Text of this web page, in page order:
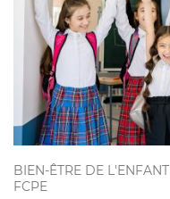
BIEN-ÊTRE DE L'ENFANT
FCPE